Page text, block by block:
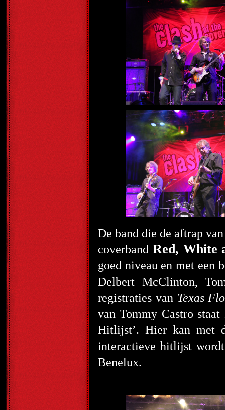
De band die de aftrap
coverband Red, White
goed niveau en met een
Delbert McClinton,
registraties van Texas
van Tommy Castro
Hitlijst’. Hier kan met
interactieve hitlijst
Benelux.